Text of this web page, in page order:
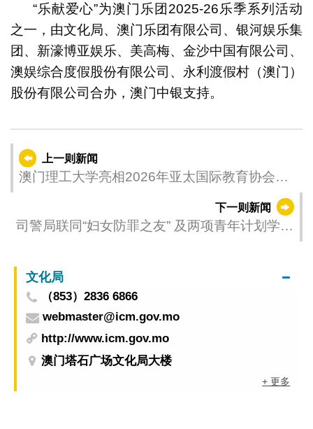
“乐献爱心”为澳门乐团2025-26乐季系列活动
之一，由文化局、澳门乐团有限公司、银河娱乐集
团、新濠博亚娱乐、美高梅、金沙中国有限公司、
澳娱综合度假股份有限公司、永利渡假村（澳门）
股份有限公司合办，澳门中银支持。
上一则新闻
澳门理工大学亮相2026年亚太国际教育协会年
下一则新闻
司警局联同“妇女防罪之友” 及两项青年计划学员
文化局
（853）2836 6866
webmaster@icm.gov.mo
http://www.icm.gov.mo
澳门塔石广场文化局大楼
+ 更多